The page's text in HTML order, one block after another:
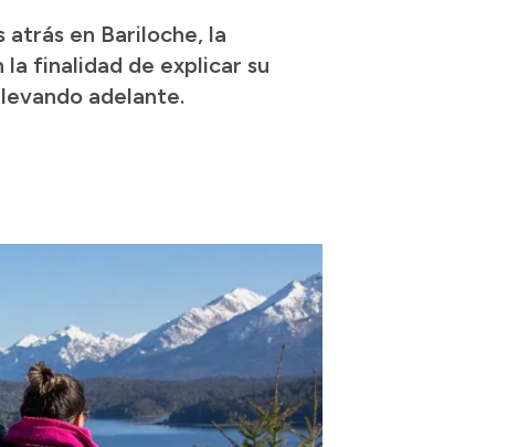
atrás en Bariloche, la
finalidad de explicar su
adelante.